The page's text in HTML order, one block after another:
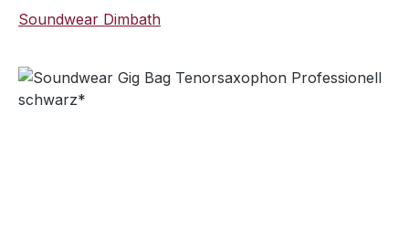
Soundwear Dimbath
Bildergalerie überspringen